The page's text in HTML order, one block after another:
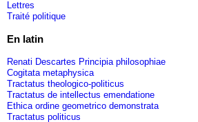
Lettres
Traité politique
En latin
Renati Descartes Principia philosophiae
Cogitata metaphysica
Tractatus theologico-politicus
Tractatus de intellectus emendatione
Ethica ordine geometrico demonstrata
Tractatus politicus